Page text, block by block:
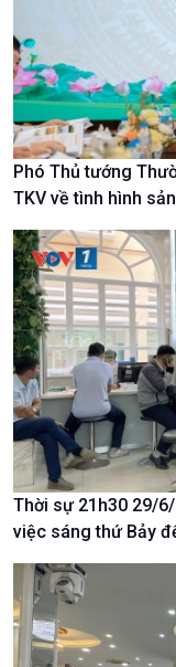
Pháp luật và đời
Kinh tế
Tin Kinh tế
Trước giờ mở cửa
Dòng chảy Kinh tế
Sức sống hàng Việt
Khởi nghiệp
Tuyên chiến với gian
thương mại
Phó Thủ tướng
TKV về tình hình
Thời sự 21h30 29/
việc sáng thứ Bảy